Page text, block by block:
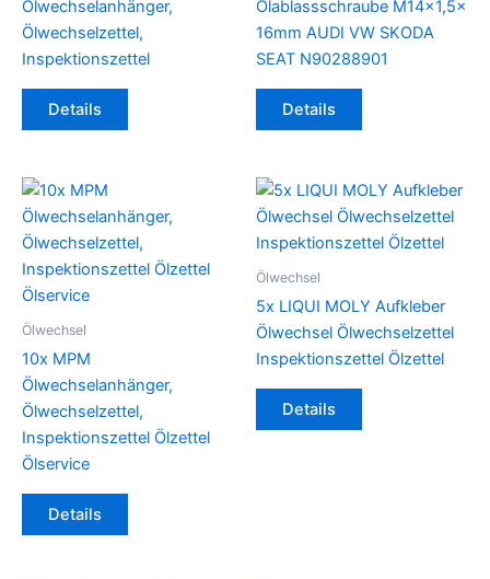
Produktseite
gewählt
Ölwechselanhänger,
Ölwechselzettel,
Inspektionszettel
Details
Ölablassschraube M14x1,5x
16mm AUDI VW SKODA
SEAT N90288901
Details
Ölwechsel
10x MPM
Ölwechselanhänger,
Ölwechselzettel,
Inspektionszettel Ölzettel
Ölservice
Details
Ölwechsel
5x LIQUI MOLY Aufkleber
Ölwechsel Ölwechselzettel
Inspektionszettel Ölzettel
Details